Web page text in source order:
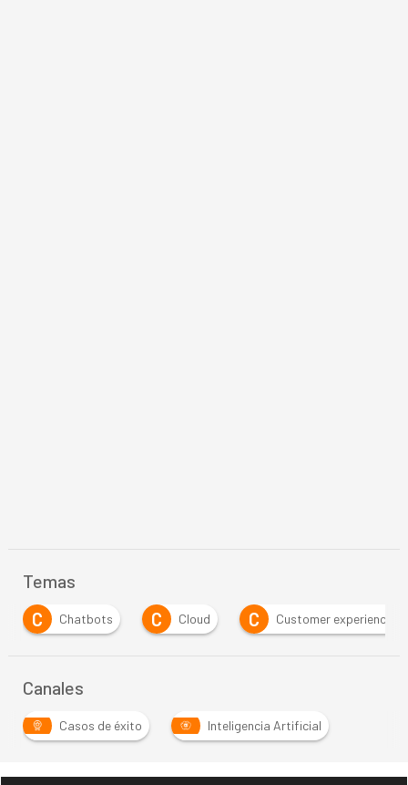
Temas
C Cloud C Customer experience I IA
Canales
Casos de éxito Inteligencia Artificial